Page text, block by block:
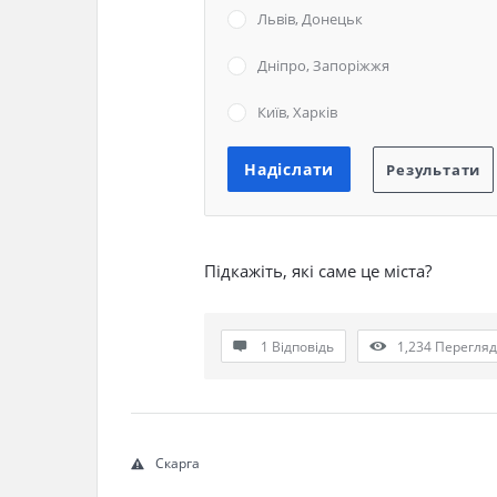
Львів, Донецьк
Дніпро, Запоріжжя
Київ, Харків
Підкажіть, які саме це міста?
1 Відповідь 1,234
Скарга